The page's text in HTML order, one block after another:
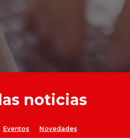
la Informacion
proteccion de Datos
noticias
Eventos Novedades